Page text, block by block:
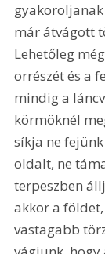
már átvágott
Lehetőleg
orrészét és a
mindig a
körmöknél
síkja ne
oldalt, ne
terpeszben
akkor a
vastagabb